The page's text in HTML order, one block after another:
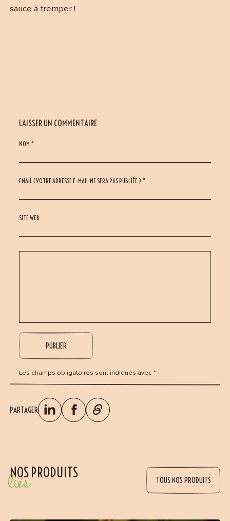
sauce à tremper !
LAISSER UN COMMENTAIRE
NOM *
EMAIL (VOTRE ADRESSE E-MAIL NE SERA PAS PUBLIÉE ) *
SITE WEB
Les champs obligatoires sont indiqués avec *
PARTAGER
NOS PRODUITS
liés TOUS NOS PRODUITS